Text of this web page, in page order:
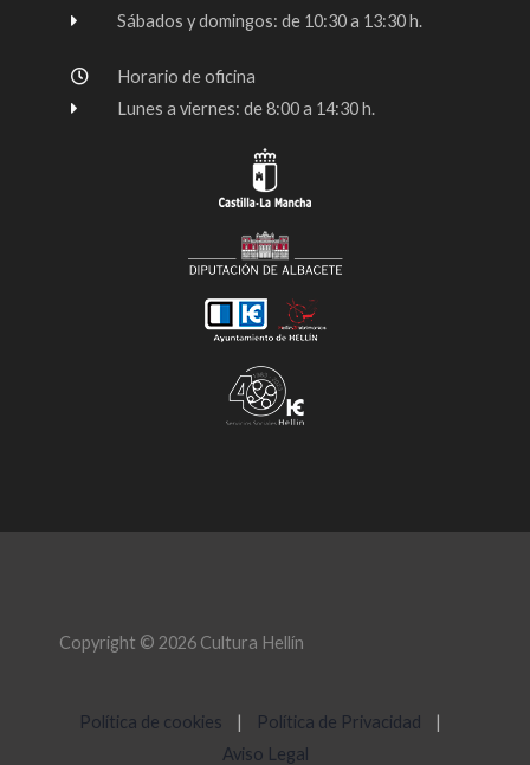
Sábados y domingos: de 10:30 a 13:30 h.
Horario de oficina
Lunes a viernes: de 8:00 a 14:30 h.
Copyright © 2026 Cultura Hellín
Política de cookies | Política de Privacidad
|
Aviso Legal